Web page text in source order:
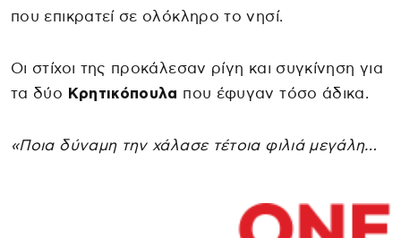
που επικρατεί σε ολόκληρο το νησί.
Οι στίχοι της προκάλεσαν ρίγη και συγκίνηση για
τα δύο Κρητικόπουλα που έφυγαν τόσο άδικα.
«Ποια δύναμη την χάλασε τέτοια φιλιά μεγάλη…